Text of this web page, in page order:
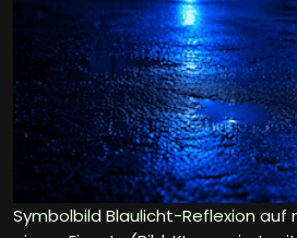
Symbolbild Blaulicht-Reflexion auf